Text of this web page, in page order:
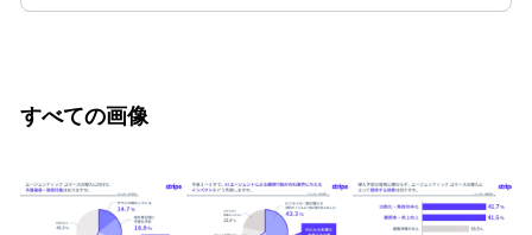
すべての画像